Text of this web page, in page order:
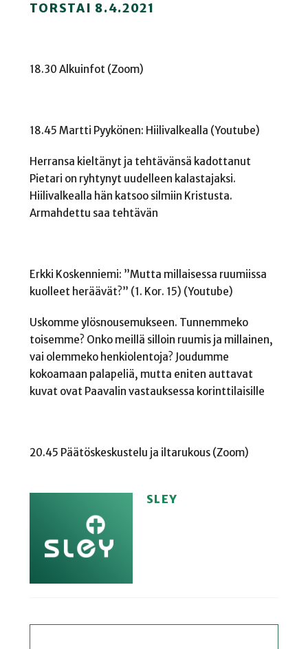
TORSTAI 8.4.2021
18.30 Alkuinfot (Zoom)
18.45 Martti Pyykönen: Hiilivalkealla (Youtube)
Herransa kieltänyt ja tehtävänsä kadottanut
Pietari on ryhtynyt uudelleen kalastajaksi.
Hiilivalkealla hän katsoo silmiin Kristusta.
Armahdettu saa tehtävän
Erkki Koskenniemi: ”Mutta millaisessa ruumiissa
kuolleet heräävät?” (1. Kor. 15) (Youtube)
Uskomme ylösnousemukseen. Tunnemmeko
toisemme? Onko meillä silloin ruumis ja millainen,
vai olemmeko henkiolentoja? Joudumme
kokoamaan palapeliä, mutta eniten auttavat
kuvat ovat Paavalin vastauksessa korinttilaisille
20.45 Päätöskeskustelu ja iltarukous (Zoom)
SLEY